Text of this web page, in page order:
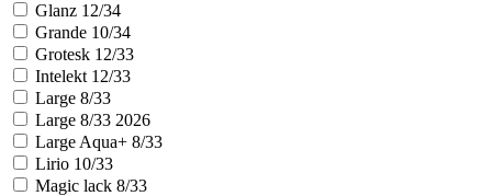
Glanz 12/34
Grande 10/34
Grotesk 12/33
Intelekt 12/33
Large 8/33
Large 8/33 2026
Large Aqua+ 8/33
Lirio 10/33
Magic lack 8/33